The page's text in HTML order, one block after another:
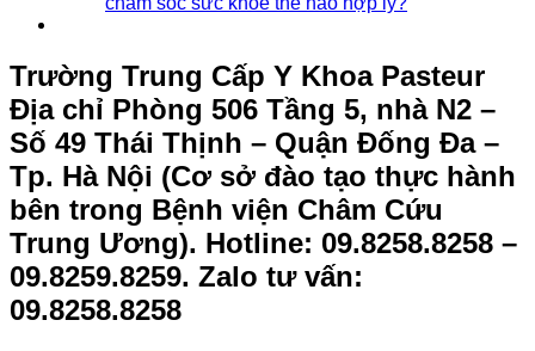
Trường Trung Cấp Y Khoa Pasteur
Địa chỉ Phòng 506 Tầng 5, nhà N2 –
Số 49 Thái Thịnh – Quận Đống Đa –
Tp. Hà Nội (Cơ sở đào tạo thực hành
bên trong Bệnh viện Châm Cứu
Trung Ương). Hotline: 09.8258.8258 –
09.8259.8259. Zalo tư vấn:
09.8258.8258